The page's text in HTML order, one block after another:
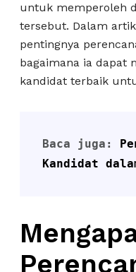
untuk memperoleh
tersebut. Dalam
pentingnya
bagaimana ia dapat
kandidat terbaik
Baca juga:
Kandidat